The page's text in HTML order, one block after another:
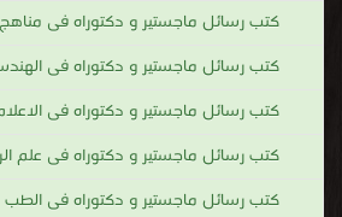
كتب رسائل ماجستير و دكتوراه فى
كتب رسائل ماجستير و دكتوراه فى
كتب رسائل ماجستير و دكتوراه فى
كتب رسائل ماجستير و دكتوراه فى علم
كتب رسائل ماجستير و دكتوراه فى الطب